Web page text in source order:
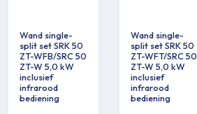
Wand single-
split set SRK 50
ZT-WFB/SRC 50
ZT-W 5,0 kW
inclusief
infrarood
bediening
Wand single-
split set SRK 50
ZT-WFT/SRC 50
ZT-W 5,0 kW
inclusief
infrarood
bediening